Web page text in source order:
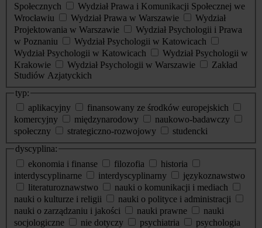
Społecznych
Wydział Prawa i Komunikacji Społecznej we
Wrocławiu
Wydział Prawa w Warszawie
Wydział
Projektowania w Warszawie
Wydział Psychologii i Prawa
w Poznaniu
Wydział Psychologii w Katowicach
Wydział Psychologii w Katowicach
Wydział Psychologii w
Krakowie
Wydział Psychologii w Warszawie
Zakład
Studiów Azjatyckich
typ:
aplikacyjny
finansowany ze środków europejskich
komercyjny
międzynarodowy
naukowo-badawczy
społeczny
strategiczno-rozwojowy
studencki
dyscyplina:
ekonomia i finanse
filozofia
historia
interdyscyplinarne
interdyscyplinarny
językoznawstwo
literaturoznawstwo
nauki o komunikacji i mediach
nauki o kulturze i religii
nauki o polityce i administracji
nauki o zarządzaniu i jakości
nauki prawne
nauki
socjologiczne
nie dotyczy psychiatria
psychologia